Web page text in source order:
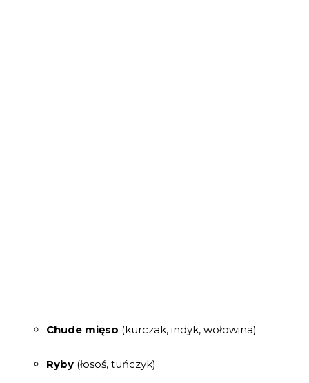
Chude mięso (kurczak, indyk, wołowina)
Ryby (łosoś, tuńczyk)